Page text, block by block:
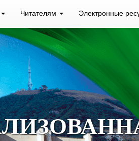
Читателям Электронные